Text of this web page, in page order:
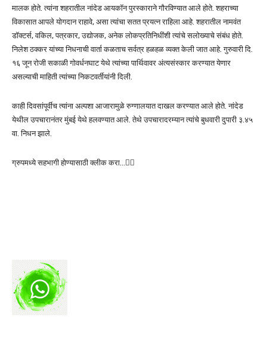
मालक होते. त्यांना शहरातील नांदेड आयकॉन पुरस्काराने गौरविण्यात आले होते. शहराच्या
विकासात आपले योगदान राहावे, असा त्यांचा सतत प्रयत्न राहिला आहे. शहरातील नामवंत
डॉक्टर्स, वकिल, पत्रकार, उद्योजक, अनेक लोकप्रतिनिधींशी त्यांचे सलोख्याचे संबंध होते.
निलेश ठक्कर यांच्या निधनाची वार्ता कळताच सर्वत्र हळहळ व्यक्त केली जात आहे. गुरुवारी दि.
१६ जून रोजी सकाळी गोवर्धनघाट येथे त्यांच्या पार्थिवावर अंत्यसंस्कार करण्यात येणार
असल्याची माहिती त्यांच्या निकटवर्तीयांनी दिली.
काही दिवसांपूर्वीच त्यांना अल्पशा आजारामुळे रुग्णालयात दाखल करण्यात आले होते. नांदेड
येथील उपचारानंतर मुंबई येथे हलवण्यात आले. तेथे उपचारादरम्यान त्यांचे बुधवारी दुपारी ३.४५
वा. निधन झाले.
ग्रुपमध्ये सहभागी होण्यासाठी क्लीक करा…👆🏻